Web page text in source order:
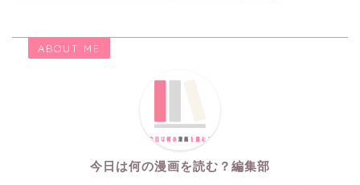
ABOUT ME
今日は何の漫画を読む？編集部